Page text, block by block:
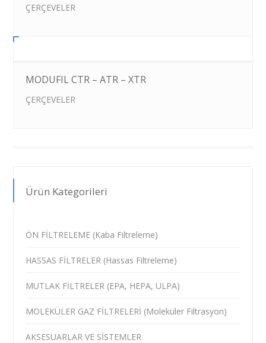
ÇERÇEVELER
MODUFIL CTR – ATR – XTR
ÇERÇEVELER
Ürün Kategorileri
ÖN FİLTRELEME (Kaba Filtreleme)
HASSAS FİLTRELER (Hassas Filtreleme)
MUTLAK FİLTRELER (EPA, HEPA, ULPA)
MOLEKÜLER GAZ FİLTRELERİ (Moleküler Filtrasyon)
AKSESUARLAR VE SİSTEMLER